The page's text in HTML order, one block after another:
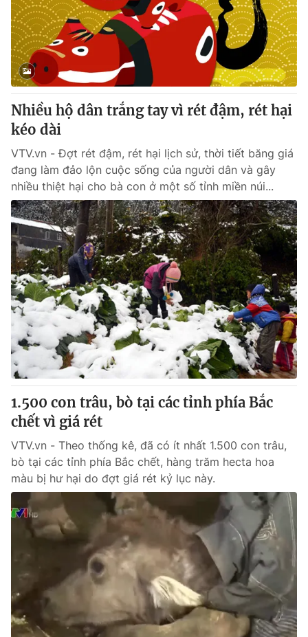
Tin tức
Thế giới đó đây
Câu chuyện quốc tế
Kinh tế
Tài chính
Thị trường
Góc doanh nghiệp
Dữ liệu và đời sống
Truyền hình
Hậu trường
Nhân vật
Khán giả
Giải sao mai
Giải trí
Điện ảnh
Âm nhạc
Sao
Đời sống
Du lịch
Làm đẹp
Chất lượng cuộc sống
Giáo dục
Tuyển sinh
Học trực tuyến
Công nghệ
Hitech Công nghệ tương lai
Sản phẩm
Thị trường
Tư vấn
Giao lưu trực tuyến
Lịch phát sóng
Chuyên mục khác
Emagazine
Photo Infographic
Video Shorts video
VTV Money VTV Thể thao
VTV Sức khoẻ Bất động sản
Thị trường 24h Tấm lòng Việt
Nhiều hộ dân trắng tay vì rét đậm, rét hại
kéo dài
VTV.vn - Đợt rét đậm, rét hại lịch sử, thời tiết băng giá
đang làm đảo lộn cuộc sống của người dân và gây
nhiều thiệt hại cho bà con ở một số tỉnh miền núi...
1.500 con trâu, bò tại các tỉnh phía Bắc
chết vì giá rét
VTV.vn - Theo thống kê, đã có ít nhất 1.500 con trâu,
bò tại các tỉnh phía Bắc chết, hàng trăm hecta hoa
màu bị hư hại do đợt giá rét kỷ lục này.